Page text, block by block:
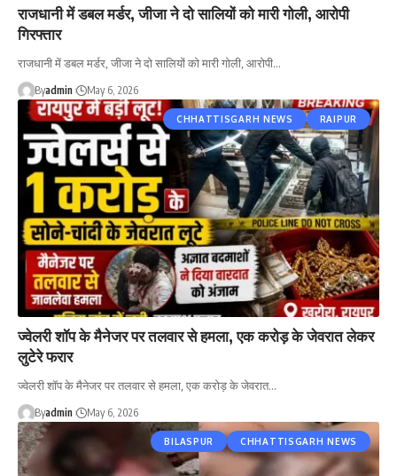
राजधानी में डबल मर्डर, जीजा ने दो सालियों को मारी गोली, आरोपी
गिरफ्तार
राजधानी में डबल मर्डर, जीजा ने दो सालियों को मारी गोली, आरोपी…
Byadmin May 6, 2026
CHHATTISGARH NEWS RAIPUR
ज्वेलरी शॉप के मैनेजर पर तलवार से हमला, एक करोड़ के जेवरात लेकर
लुटेरे फरार
ज्वेलरी शॉप के मैनेजर पर तलवार से हमला, एक करोड़ के जेवरात…
Byadmin May 6, 2026
BILASPUR CHHATTISGARH NEWS